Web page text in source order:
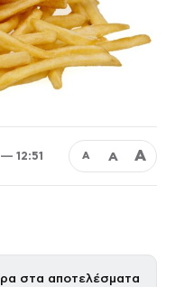
12:51 Α Α Α
στα αποτελέσματα